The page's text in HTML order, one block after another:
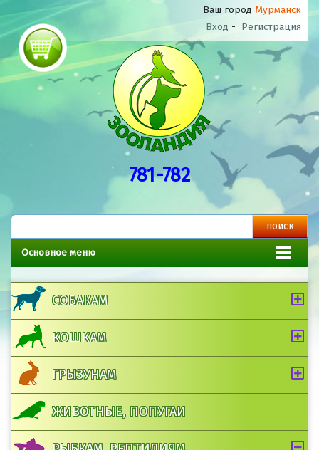
Ваш город Мурманск
Вход - Регистрация
781-782
Основное меню
СОБАКАМ
КОШКАМ
ГРЫЗУНАМ
ЖИВОТНЫЕ, ПОПУГАИ